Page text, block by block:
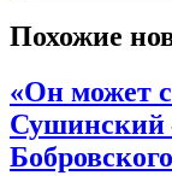
Похожие
«Он может
Сушинский